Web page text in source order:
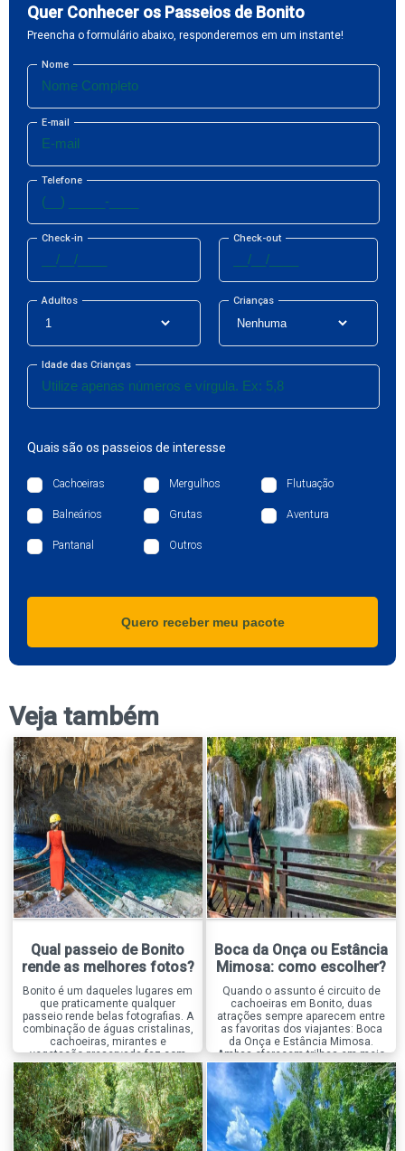
Quer Conhecer os Passeios de Bonito
Preencha o formulário abaixo, responderemos em um instante!
Nome
E-mail
Telefone
Check-in Check-out
Adultos Crianças
Idade das Crianças
Quais são os passeios de interesse
Cachoeiras Mergulhos Flutuação
Balneários Grutas Aventura
Pantanal Outros
Quero receber meu pacote
Veja também
Qual passeio de Bonito
rende as melhores fotos?
Bonito é um daqueles lugares em
que praticamente qualquer
passeio rende belas fotografias. A
combinação de águas cristalinas,
cachoeiras, mirantes e
vegetação preservada faz com
que o destino seja um verdadeiro
paraíso para quem gosta de
registrar a viagem. Mas, entre
tantas opções, existe um passeio
que se destaca quando o
assunto é fotografia, a […]
Boca da Onça ou Estância
Mimosa: como escolher?
Quando o assunto é circuito de
cachoeiras em Bonito, duas
atrações sempre aparecem entre
as favoritas dos viajantes: Boca
da Onça e Estância Mimosa.
Ambas oferecem trilhas em meio
à natureza, diversas cachoeiras
para banho e excelente
infraestrutura, mas proporcionam
experiências bastante diferentes.
Enquanto a Boca da Onça é
conhecida pela aventura, pelos
grandes desafios […]